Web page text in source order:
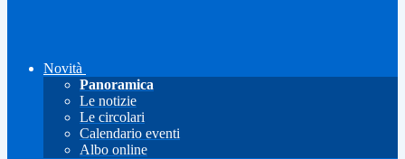
Novità
Panoramica
Le notizie
Le circolari
Calendario eventi
Albo online